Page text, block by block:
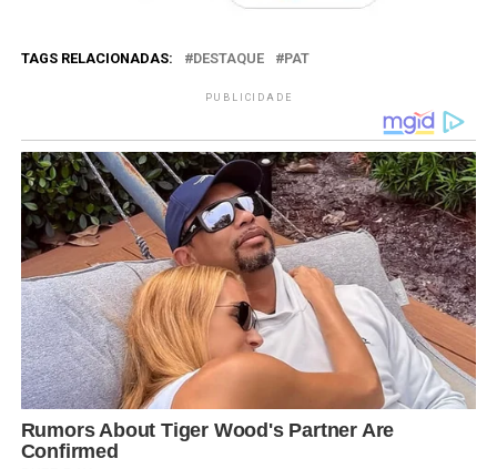
TAGS RELACIONADAS: DESTAQUE PAT
PUBLICIDADE